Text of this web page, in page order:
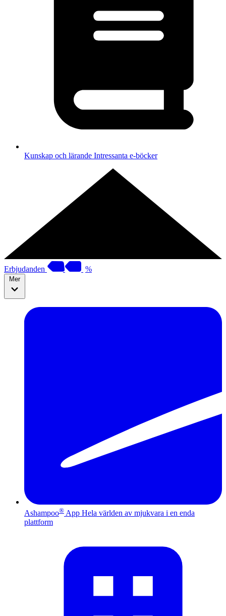
Kunskap och lärande Intressanta e-böcker
Erbjudanden %
Mer
Ashampoo® App Hela världen av mjukvara i en enda
plattform